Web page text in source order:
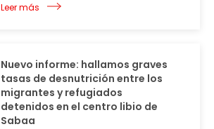
Leer más
Nuevo informe: hallamos graves
tasas de desnutrición entre los
migrantes y refugiados
detenidos en el centro libio de
Sabaa